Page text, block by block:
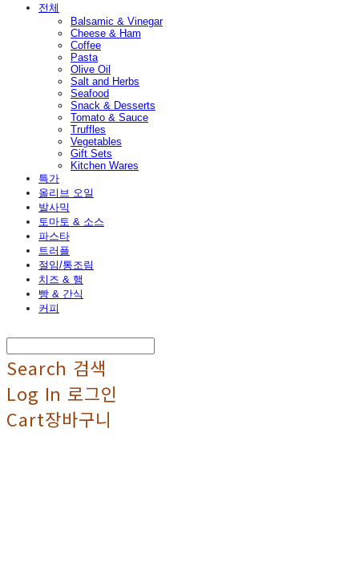
전체
Balsamic & Vinegar
Cheese & Ham
Coffee
Pasta
Olive Oil
Salt and Herbs
Seafood
Snack & Desserts
Tomato & Sauce
Truffles
Vegetables
Gift Sets
Kitchen Wares
특가
올리브 오일
발사믹
토마토 & 소스
파스타
트러플
절임/통조림
치즈 & 햄
빵 & 간식
커피
Search 검색
Log In 로그인
Cart장바구니